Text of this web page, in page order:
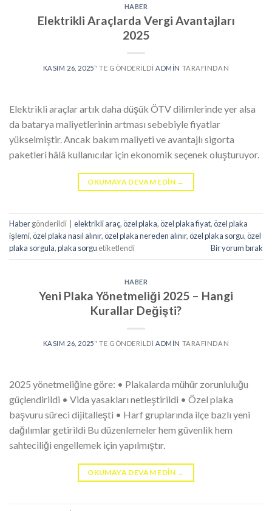
HABER
Elektrikli Araçlarda Vergi Avantajları
2025
KASIM 26, 2025’' TE GÖNDERILDI ADMIN TARAFINDAN
Elektrikli araçlar artık daha düşük ÖTV dilimlerinde yer alsa
da batarya maliyetlerinin artması sebebiyle fiyatlar
yükselmiştir. Ancak bakım maliyeti ve avantajlı sigorta
paketleri hâlâ kullanıcılar için ekonomik seçenek oluşturuyor.
OKUMAYA DEVAM EDIN →
Habergönderildi elektrikli araç,özel plaka,özel plaka fiyat,özel plaka
işlemi,özel plaka nasıl alınır,özel plaka nereden alınır,özel plaka sorgu,özel
plaka sorgula,plaka sorgu etiketlendi Bir yorum bırak
HABER
Yeni Plaka Yönetmeliği 2025 – Hangi
Kurallar Değişti?
KASIM 26, 2025’' TE GÖNDERILDI ADMIN TARAFINDAN
2025 yönetmeliğine göre: • Plakalarda mühür zorunluluğu
güçlendirildi • Vida yasakları netleştirildi • Özel plaka
başvuru süreci dijitalleşti • Harf gruplarında ilçe bazlı yeni
dağılımlar getirildi Bu düzenlemeler hem güvenlik hem
sahteciliği engellemek için yapılmıştır.
OKUMAYA DEVAM EDIN →